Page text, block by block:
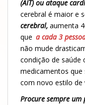
(AIT) ou ataque
cerebral é maior e
cerebral, aumenta
que a cada 3
não mude
condição de saúde
medicamentos que
com novo estilo de
Procure sempre um